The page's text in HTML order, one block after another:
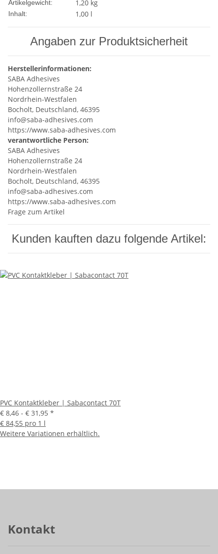
Artikelgewicht: 1,20 kg
Inhalt: 1,00 l
Angaben zur Produktsicherheit
Herstellerinformationen:
SABA Adhesives
Hohenzollernstraße 24
Nordrhein-Westfalen
Bocholt, Deutschland, 46395
info@saba-adhesives.com
https://www.saba-adhesives.com
verantwortliche Person:
SABA Adhesives
Hohenzollernstraße 24
Nordrhein-Westfalen
Bocholt, Deutschland, 46395
info@saba-adhesives.com
https://www.saba-adhesives.com
Frage zum Artikel
Kunden kauften dazu folgende Artikel:
PVC Kontaktkleber | Sabacontact 70T
€ 8,46 - € 31,95 *
€ 84,55 pro 1 l
Weitere Variationen erhältlich.
Kontakt